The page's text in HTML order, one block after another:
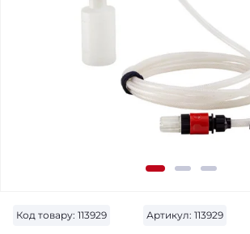
Код товару: 113929 Артикул: 113929